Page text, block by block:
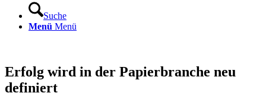
Suche
Menü Menü
Erfolg wird in der Papierbranche neu
definiert